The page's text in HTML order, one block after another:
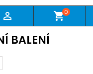
 shopping_cart0
BALENÍ